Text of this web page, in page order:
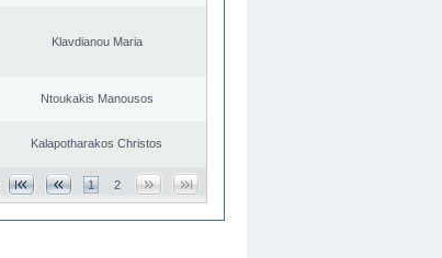
Klavdianou Maria
Ntoukakis Manousos
Kalapotharakos Christos
1 2